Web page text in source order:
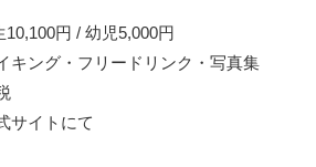
円 / 幼児5,000円
キング・フリードリンク・写真集
サイトにて